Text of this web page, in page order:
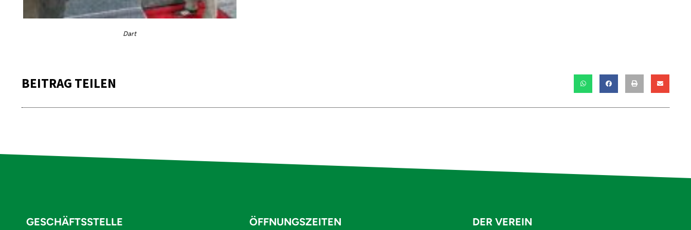
Dart
BEITRAG TEILEN
GESCHÄFTSSTELLE ÖFFNUNGSZEITEN DER VEREIN